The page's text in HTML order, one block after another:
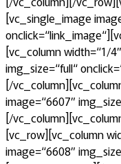
[vc_single_image
[vc_column width=“1/
img_size=“full“
[/
image=“6607″
[/
[vc_row][vc_column
image=“6608″